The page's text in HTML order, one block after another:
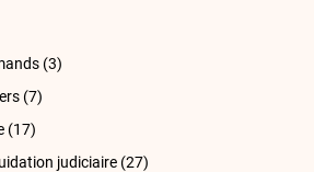
(3)
(7)
(17)
judiciaire (27)